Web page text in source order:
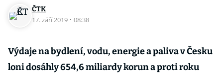
ČTK
17. září 2019 · 08:38
Výdaje na bydlení, vodu, energie a paliva v Česku
loni dosáhly 654,6 miliardy korun a proti roku